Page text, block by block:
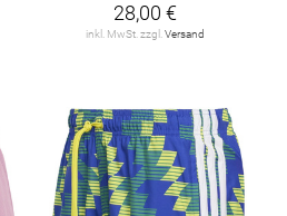
28,00 €
inkl. MwSt. zzgl.Versand